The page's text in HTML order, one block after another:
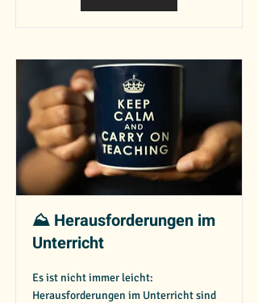
⛰️ Herausforderungen im
Unterricht
Es ist nicht immer leicht:
Herausforderungen im Unterricht sind